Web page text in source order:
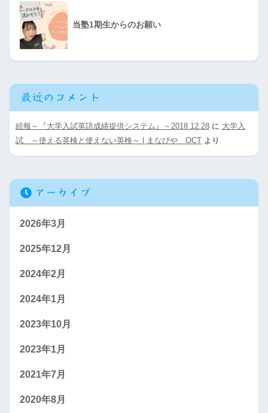
当塾1期生からのお願い
最近のコメント
続報～『大学入試英語成績提供システム』～2018.12.28 に 大学入
試 ～使える英検と使えない英検～ | まなびや OCT より
アーカイブ
2026年3月
2025年12月
2024年2月
2024年1月
2023年10月
2023年1月
2021年7月
2020年8月